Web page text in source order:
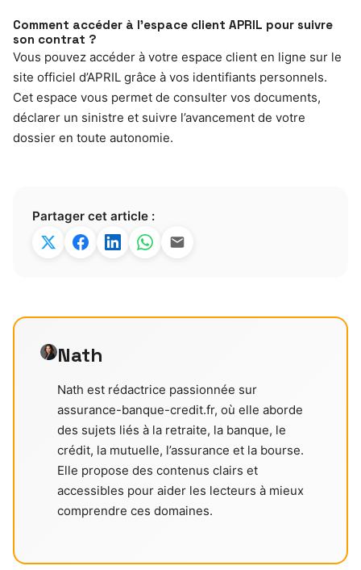
Comment accéder à l’espace client APRIL pour suivre
son contrat ?
Vous pouvez accéder à votre espace client en ligne sur le
site officiel d’APRIL grâce à vos identifiants personnels.
Cet espace vous permet de consulter vos documents,
déclarer un sinistre et suivre l’avancement de votre
dossier en toute autonomie.
Partager cet article :
Nath
Nath est rédactrice passionnée sur
assurance-banque-credit.fr, où elle aborde
des sujets liés à la retraite, la banque, le
crédit, la mutuelle, l’assurance et la bourse.
Elle propose des contenus clairs et
accessibles pour aider les lecteurs à mieux
comprendre ces domaines.